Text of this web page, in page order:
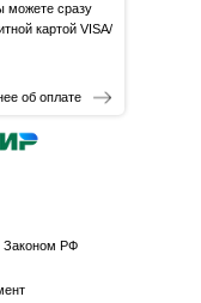
можете сразу
картой VISA/
об оплате
Законом РФ